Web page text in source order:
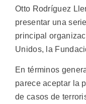
Otto Rodríguez
presentar una
principal
Unidos, la
En términos
parece aceptar la
de casos de